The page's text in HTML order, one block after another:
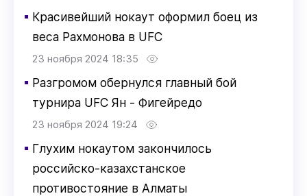
▪ Красивейший нокаут оформил боец из
веса Рахмонова в UFC
23 ноября 2024 18:35
▪ Разгромом обернулся главный бой
турнира UFC Ян - Фигейредо
23 ноября 2024 19:24
▪ Глухим нокаутом закончилось
российско-казахстанское
противостояние в Алматы